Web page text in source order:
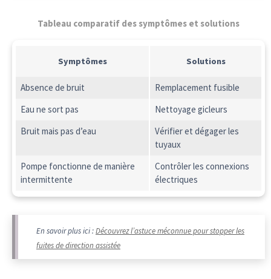
Tableau comparatif des symptômes et solutions
Symptômes Solutions
Absence de bruit
Remplacement fusible
Eau ne sort pas
Nettoyage gicleurs
Bruit mais pas d’eau
Vérifier et dégager les
tuyaux
Pompe fonctionne de manière
intermittente
Contrôler les connexions
électriques
En savoir plus ici :Découvrez l’astuce méconnue pour stopper les
fuites de direction assistée